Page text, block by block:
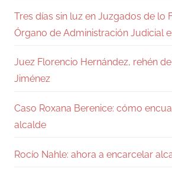
Tres días sin luz en Juzgados de lo
Órgano de Administración Judicial
Juez Florencio Hernández, rehén
Jiménez
Caso Roxana Berenice: cómo
alcalde
Rocío Nahle: ahora a encarcelar